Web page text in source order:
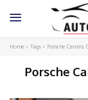
Home Tags Porsche Carrera
Porsche